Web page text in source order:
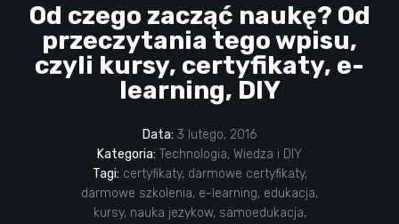
Od czego zacząć naukę? Od
przeczytania tego wpisu,
czyli kursy, certyfikaty, e-
learning, DIY
Data: 3 lutego, 2016
Kategoria: Technologia, Wiedza i DIY
Tagi: certyfikaty, darmowe certyfikaty,
darmowe szkolenia, e-learning, edukacja,
kursy, nauka jezykow, samoedukacja,